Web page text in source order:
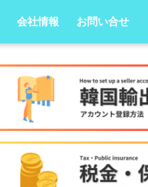
会社情報 お問い合せ